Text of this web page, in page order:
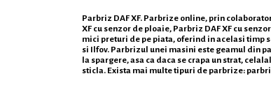
Parbriz DAF XF. Parbrize online, prin
XF cu senzor de ploaie, Parbriz DAF XF cu
mici preturi de pe piata, oferind in acelasi timp
si Ilfov. Parbrizul unei masini este geamul din
la spargere, asa ca daca se crapa un strat,
sticla. Exista mai multe tipuri de parbrize: